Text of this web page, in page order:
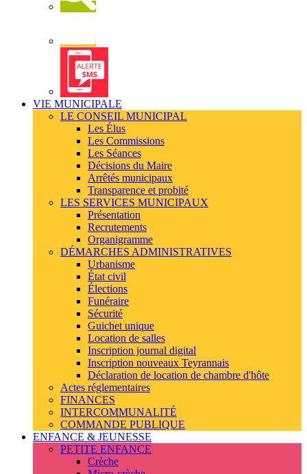
Alerte
SMS
VIE MUNICIPALE
LE CONSEIL MUNICIPAL
Les Élus
Les Commissions
Les Séances
Décisions du Maire
Arrêtés municipaux
Transparence et probité
LES SERVICES MUNICIPAUX
Présentation
Recrutements
Organigramme
DÉMARCHES ADMINISTRATIVES
Urbanisme
État civil
Élections
Funéraire
Sécurité
Guichet unique
Location de salles
Inscription journal digital
Inscription nouveaux Teyrannais
Déclaration de location de chambre d'hôte
Actes réglementaires
FINANCES
INTERCOMMUNALITÉ
COMMANDE PUBLIQUE
ENFANCE & JEUNESSE
PETITE ENFANCE
Crèche